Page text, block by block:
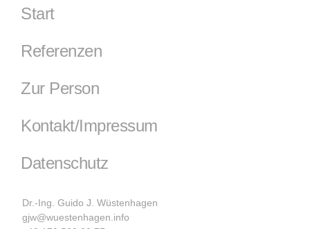
Start
Referenzen
Zur Person
Kontakt/Impressum
Datenschutz
Dr.-Ing. Guido J. Wüstenhagen
gjw@wuestenhagen.info